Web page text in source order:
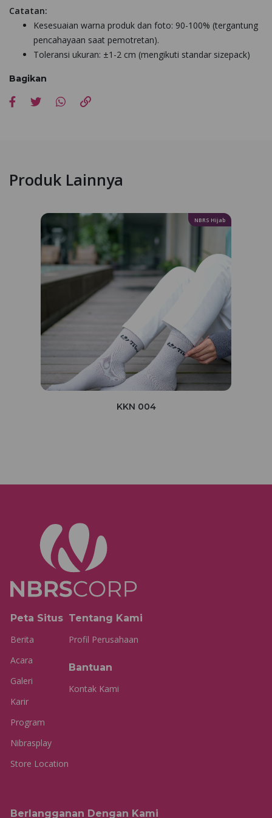
Catatan:
Kesesuaian warna produk dan foto: 90-100% (tergantung
pencahayaan saat pemotretan).
Toleransi ukuran: ±1-2 cm (mengikuti standar sizepack)
Bagikan
Produk Lainnya
NBRS Hijab
KKN 004
Peta Situs
Berita
Acara
Galeri
Karir
Program
Nibrasplay
Store Location
Tentang Kami
Profil Perusahaan
Bantuan
Kontak Kami
Berlangganan Dengan Kami